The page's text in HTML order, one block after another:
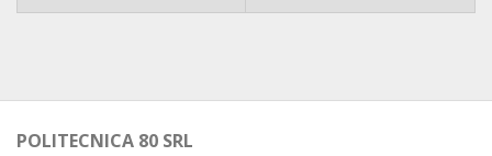
POLITECNICA 80 SRL